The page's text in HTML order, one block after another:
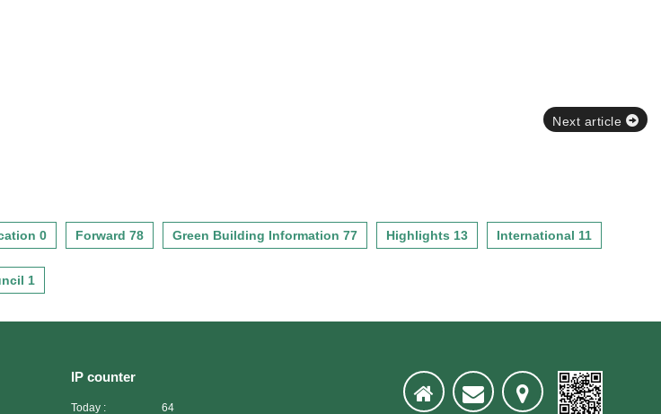
Next article
0 Forward 78 Green Building Information 77 Highlights 13 International 11
1
IP counter
Today : 64